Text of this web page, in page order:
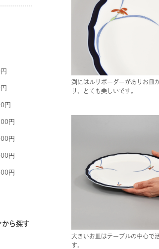
渕にはルリボーダーがありお皿
り、とても美しいです。
大きいお皿はテーブルの中心で
す。
円
円
円
円
円
から探す